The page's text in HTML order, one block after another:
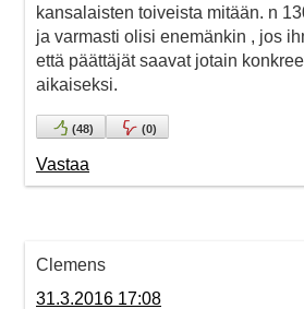
kansalaisten toiveista mitään. n
ja varmasti olisi enemänkin , jos
että päättäjät saavat jotain
aikaiseksi.
(48) (0)
Vastaa
Clemens
31.3.2016 17:08